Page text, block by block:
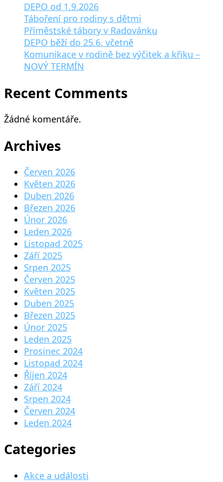
DEPO od 1.9.2026
Táboření pro rodiny s dětmi
Příměstské tábory v Radovánku
DEPO běží do 25.6. včetně
Komunikace v rodině bez výčitek a křiku –
NOVÝ TERMÍN
Recent Comments
Žádné komentáře.
Archives
Červen 2026
Květen 2026
Duben 2026
Březen 2026
Únor 2026
Leden 2026
Listopad 2025
Září 2025
Srpen 2025
Červen 2025
Květen 2025
Duben 2025
Březen 2025
Únor 2025
Leden 2025
Prosinec 2024
Listopad 2024
Říjen 2024
Září 2024
Srpen 2024
Červen 2024
Leden 2024
Categories
Akce a události